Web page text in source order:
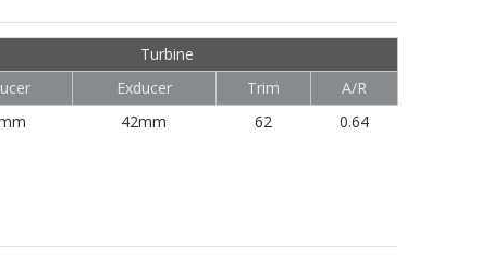
Turbine
Exducer Trim
A/R
42mm 62 0.64